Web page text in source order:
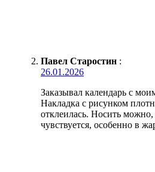
Павел Старостин :
26.01.2026
Заказывал календарь с
Накладка с рисунком
отклеилась. Носить
чувствуется, особенно в